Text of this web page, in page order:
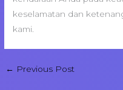
keselamatan dan
kami.
← Previous Post